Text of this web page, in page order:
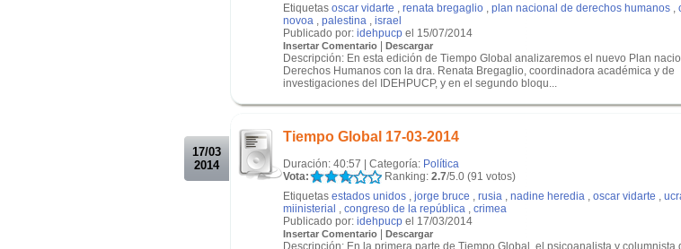
Etiquetas oscar vidarte , renata bregaglio , plan nacional de derechos humanos ,
novoa , palestina , israel
Publicado por: idehpucp el 15/07/2014
Insertar Comentario | Descargar
Descripción: En esta edición de Tiempo Global analizaremos el nuevo Plan
Derechos Humanos con la dra. Renata Bregaglio, coordinadora académica y de
investigaciones del IDEHPUCP, y en el segundo bloqu...
17/03
2014
Tiempo Global 17-03-2014
Duración: 40:57 | Categoría: Política
Vota:
Ranking: 2.7/5.0 (91 votos)
Etiquetas estados unidos , jorge bruce , rusia , nadine heredia , oscar vidarte ,
miinisterial , congreso de la república , crimea
Publicado por: idehpucp el 17/03/2014
Insertar Comentario | Descargar
Descripción: En la primera parte de Tiempo Global, el psicoanalista y columnista